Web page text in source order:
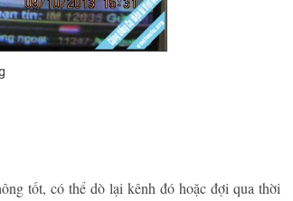
tốt, có thể dò lại kênh đó hoặc đợi qua thời